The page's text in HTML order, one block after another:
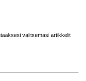
valitsemasi artikkelit